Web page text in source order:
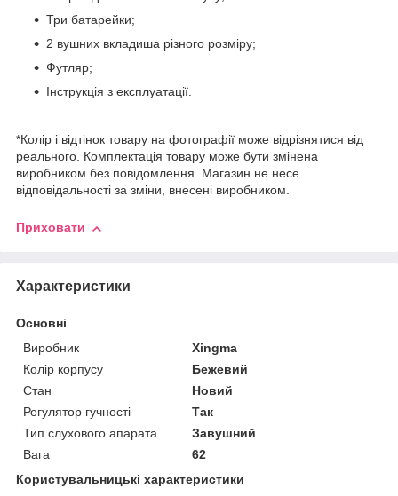
Три батарейки;
2 вушних вкладиша різного розміру;
Футляр;
Інструкція з експлуатації.
*Колір і відтінок товару на фотографії може відрізнятися від
реального. Комплектація товару може бути змінена
виробником без повідомлення. Магазин не несе
відповідальності за зміни, внесені виробником.
Приховати
Характеристики
Основні
Виробник
Xingma
Колір корпусу
Бежевий
Стан
Новий
Регулятор гучності
Так
Тип слухового апарата
Завушний
Вага
62
Користувальницькі характеристики